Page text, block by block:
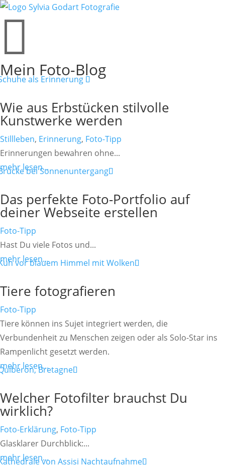

Mein Foto-Blog
Wie aus Erbstücken stilvolle
Kunstwerke werden
Stillleben, Erinnerung, Foto-Tipp
Erinnerungen bewahren ohne...
mehr lesen...
Das perfekte Foto-Portfolio auf
deiner Webseite erstellen
Foto-Tipp
Hast Du viele Fotos und...
mehr lesen...
Tiere fotografieren
Foto-Tipp
Tiere können ins Sujet integriert werden, die
Verbundenheit zu Menschen zeigen oder als Solo-Star ins
Rampenlicht gesetzt werden.
mehr lesen...
Welcher Fotofilter brauchst Du
wirklich?
Foto-Erklärung, Foto-Tipp
Glasklarer Durchblick:...
mehr lesen...